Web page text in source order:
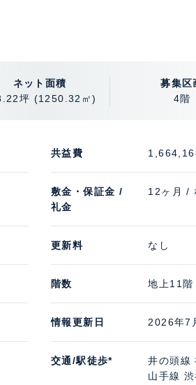
ネット面積
坪 (1250.32㎡)
募集区
4階
共益費
敷金・保証金 /
礼金
12ヶ月 /
更新料 なし
階数 地上11
情報更新日 2026年7
交通/駅徒歩*
井の頭線
山手線